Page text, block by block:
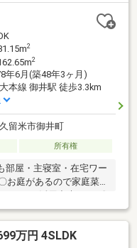
2
2
年6月(築48年3ヶ月)
大本線 御井駅 徒歩3.3km
留米市御井町
所有権
部屋・主寝室・在宅ワー
お庭があるので家庭菜園
車スペース確保♪〇自然
いた住環境です♪〇土地
万円 4SLDK